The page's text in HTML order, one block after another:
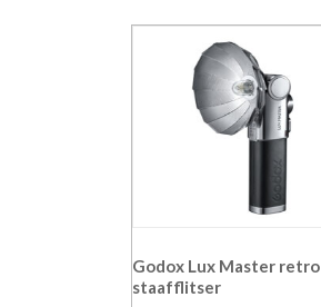
Godox Lux Master retro
staafflitser